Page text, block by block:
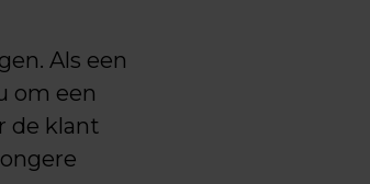
Als een
om een
de klant